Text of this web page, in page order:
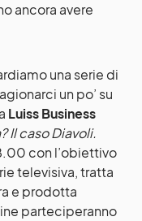
ancora avere
una serie di
un po’ su
Luiss Business
Il caso Diavoli.
con l’obiettivo
televisiva, tratta
e prodotta
parteciperanno